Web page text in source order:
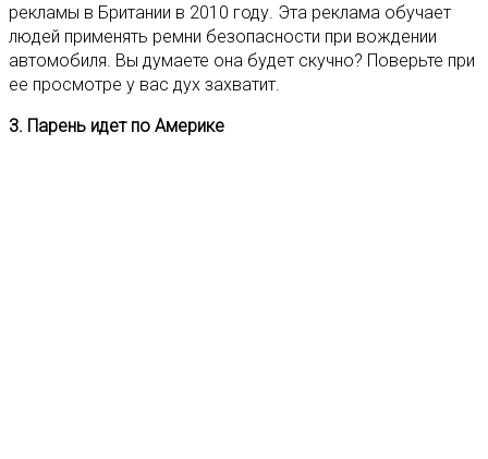
рекламы в Британии в 2010 году. Эта реклама обучает
людей применять ремни безопасности при вождении
автомобиля. Вы думаете она будет скучно? Поверьте при
ее просмотре у вас дух захватит.
3. Парень идет по Америке